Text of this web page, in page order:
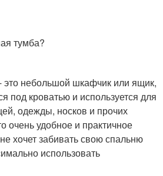
тумба?
это небольшой шкафчик или ящик,
под кроватью и используется для
одежды, носков и прочих
очень удобное и практичное
хочет забивать свою спальню
использовать